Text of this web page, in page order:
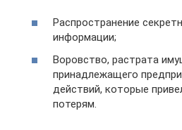
Распространение
информации;
Воровство, растрата
принадлежащего
действий, которые
потерям.